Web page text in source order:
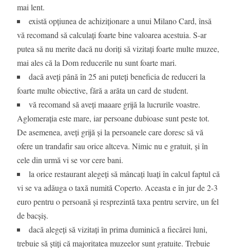
mai lent.
există opțiunea de achiziționare a unui Milano Card, însă
vă recomand să calculați foarte bine valoarea acestuia. S-ar
putea să nu merite dacă nu doriți să vizitați foarte multe muzee,
mai ales că la Dom reducerile nu sunt foarte mari.
dacă aveți până în 25 ani puteți beneficia de reduceri la
foarte multe obiective, fără a arăta un card de student.
vă recomand să aveți maaare grijă la lucrurile voastre.
Aglomerația este mare, iar persoane dubioase sunt peste tot.
De asemenea, aveți grijă și la persoanele care doresc să vă
ofere un trandafir sau orice altceva. Nimic nu e gratuit, și în
cele din urmă vi se vor cere bani.
la orice restaurant alegeți să mâncați luați în calcul faptul că
vi se va adăuga o taxă numită Coperto. Aceasta e în jur de 2-3
euro pentru o persoană și resprezintă taxa pentru servire, un fel
de bacșiș.
dacă alegeți să vizitați în prima duminică a fiecărei luni,
trebuie să știți că majoritatea muzeelor sunt gratuite. Trebuie